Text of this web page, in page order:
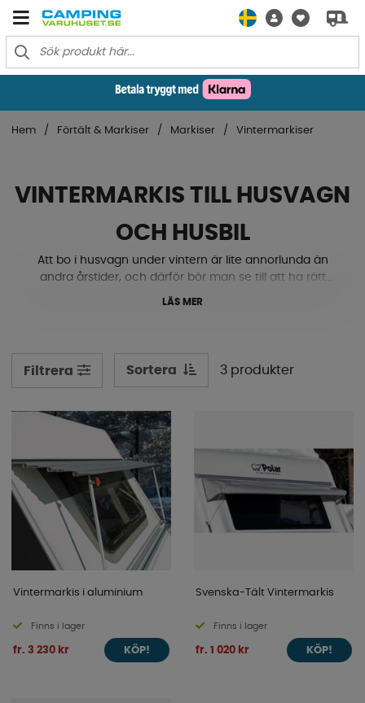
Hem Förtält & Markiser Markiser Vintermarkiser
VINTERMARKIS TILL HUSVAGN
OCH HUSBIL
Att bo i husvagn under vintern är lite annorlunda än
andra årstider, och därför bör man se till att ha rätt
tillbehör till kalla, snöiga och isiga dagar. Just därför har
isbildningar under vintersäsongen. Här hittar du även de
ultimata tillbehören för att göra din vintercamping så
LÄS MER
Filtrera Sortera 3 produkter
Vintermarkis i aluminium
Finns i lager
fr. 3 230 kr KÖP!
Svenska-Tält Vintermarkis
Finns i lager
fr. 1 020 kr KÖP!